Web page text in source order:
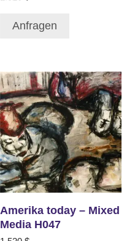
Anfragen
Amerika today – Mixed
Media H047